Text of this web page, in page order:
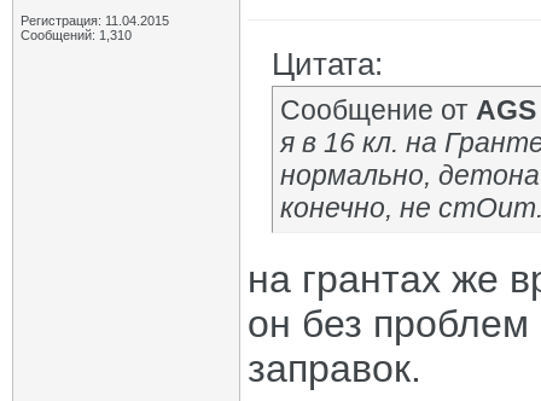
Регистрация: 11.04.2015
Сообщений: 1,310
Цитата:
Сообщение от AGS
я в 16 кл. на
нормально,
конечно, не
на грантах же
он без
заправок.